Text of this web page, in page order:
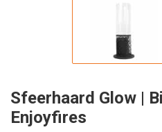
Sfeerhaard Glow |
Enjoyfires